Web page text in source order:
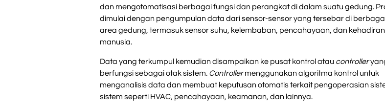
dan mengotomatisasi berbagai fungsi dan perangkat di dalam suatu gedung.
dimulai dengan pengumpulan data dari sensor-sensor yang tersebar di
area gedung, termasuk sensor suhu, kelembaban, pencahayaan, dan kehadiran
manusia.
Data yang terkumpul kemudian disampaikan ke pusat kontrol atau controller
berfungsi sebagai otak sistem. Controllermenggunakan algoritma kontrol untuk
menganalisis data dan membuat keputusan otomatis terkait pengoperasian
sistem seperti HVAC, pencahayaan, keamanan, dan lainnya.